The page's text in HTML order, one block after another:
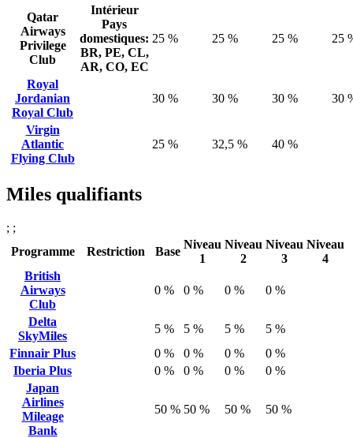
Qatar
Airways
Privilege
Club
Intérieur
Pays
domestiques:
BR, PE, CL,
AR, CO, EC
25 % 25 % 25 % 25
Royal
Jordanian
Royal Club
30 % 30 % 30 % 30
Virgin
Atlantic
Flying Club
25 % 32,5 % 40 %
Miles qualifiants
; ;
Programme
Restriction Base
Niveau
1
Niveau
2
Niveau
3
Niveau
4
British
Airways
Club
0 % 0 % 0 % 0 %
Delta
SkyMiles
5 % 5 % 5 %
5 %
Finnair Plus
0 % 0 % 0 %
0 %
Iberia Plus
0 % 0 % 0 %
0 %
Japan
Airlines
Mileage
Bank
50 % 50 % 50 % 50 %